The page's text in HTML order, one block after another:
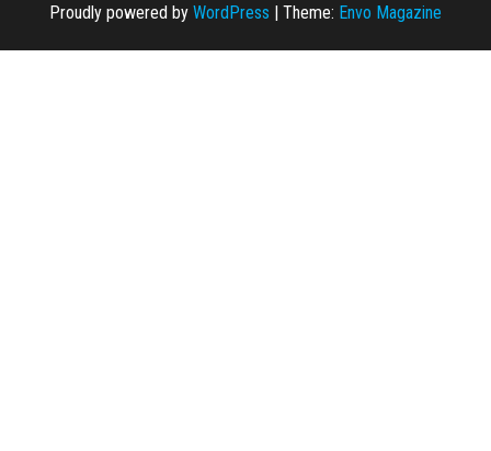
Proudly powered by WordPress Theme: Envo Magazine